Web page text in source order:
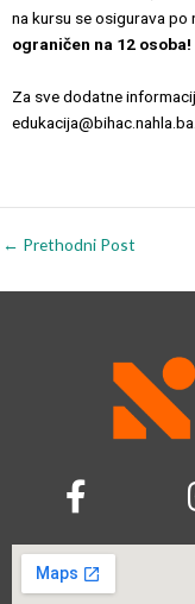
na kursu se osigurava po
ograničen na 12 osoba!
Za sve dodatne
edukacija@bihac.nahla.ba.
← Prethodni Post